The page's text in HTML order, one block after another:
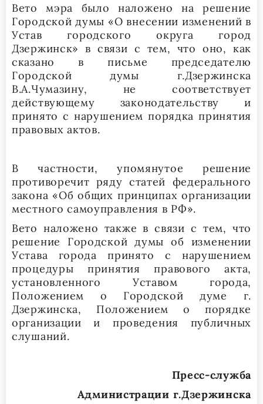
Вето мэра было наложено на решение
Городской думы «О внесении изменений в
Устав городского округа город
Дзержинск» в связи с тем, что оно, как
сказано в письме председателю
Городской думы г.Дзержинска
В.А.Чумазину, не соответствует
действующему законодательству и
принято с нарушением порядка принятия
правовых актов.
В частности, упомянутое решение
противоречит ряду статей федерального
закона «Об общих принципах организации
местного самоуправления в РФ».
Вето наложено также в связи с тем, что
решение Городской думы об изменении
Устава города принято с нарушением
процедуры принятия правового акта,
установленного Уставом города,
Положением о Городской думе г.
Дзержинска, Положением о порядке
организации и проведения публичных
слушаний.
Пресс-служба
Администрации г.Дзержинска